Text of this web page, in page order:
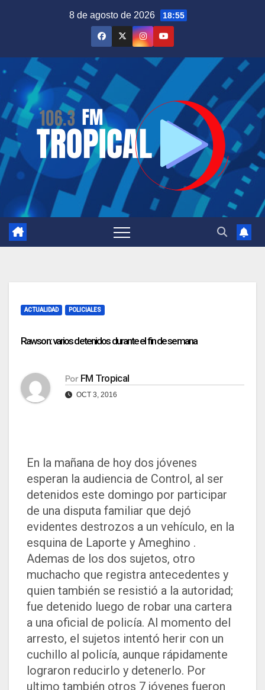
8 de agosto de 2026 18:55
ACTUALIDAD POLICIALES
Rawson: varios detenidos durante el fin de semana
Por FM Tropical
OCT 3, 2016
En la mañana de hoy dos jóvenes
esperan la audiencia de Control, al ser
detenidos este domingo por participar
de una disputa familiar que dejó
evidentes destrozos a un vehículo, en la
esquina de Laporte y Ameghino .
Ademas de los dos sujetos, otro
muchacho que registra antecedentes y
quien también se resistió a la autoridad;
fue detenido luego de robar una cartera
a una oficial de policía. Al momento del
arresto, el sujetos intentó herir con un
cuchillo al policía, aunque rápidamente
lograron reducirlo y detenerlo. Por
ultimo también otros 7 jóvenes fueron